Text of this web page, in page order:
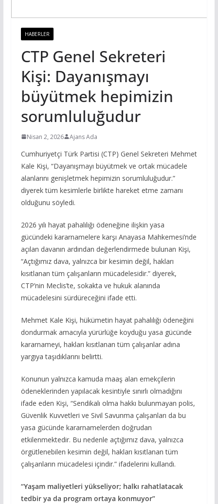
HABERLER
CTP Genel Sekreteri
Kişi: Dayanışmayı
büyütmek hepimizin
sorumluluğudur
Nisan 2, 2026 Ajans Ada
Cumhuriyetçi Türk Partisi (CTP) Genel Sekreteri Mehmet
Kale Kişi, “Dayanışmayı büyütmek ve ortak mücadele
alanlarını genişletmek hepimizin sorumluluğudur.”
diyerek tüm kesimlerle birlikte hareket etme zamanı
olduğunu söyledi.
2026 yılı hayat pahalılığı ödeneğine ilişkin yasa
gücündeki kararnamelere karşı Anayasa Mahkemesi’nde
açılan davanın ardından değerlendirmede bulunan Kişi,
“Açtığımız dava, yalnızca bir kesimin değil, hakları
kısıtlanan tüm çalışanların mücadelesidir.” diyerek,
CTP’nin Meclis’te, sokakta ve hukuk alanında
mücadelesini sürdüreceğini ifade etti.
Mehmet Kale Kişi, hükümetin hayat pahalılığı ödeneğini
dondurmak amacıyla yürürlüğe koyduğu yasa gücünde
kararnameyi, hakları kısıtlanan tüm çalışanlar adına
yargıya taşıdıklarını belirtti.
Konunun yalnızca kamuda maaş alan emekçilerin
ödeneklerinden yapılacak kesintiyle sınırlı olmadığını
ifade eden Kişi, “Sendikalı olma hakkı bulunmayan polis,
Güvenlik Kuvvetleri ve Sivil Savunma çalışanları da bu
yasa gücünde kararnamelerden doğrudan
etkilenmektedir. Bu nedenle açtığımız dava, yalnızca
örgütlenebilen kesimin değil, hakları kısıtlanan tüm
çalışanların mücadelesi içindir.” ifadelerini kullandı.
“Yaşam maliyetleri yükseliyor; halkı rahatlatacak
tedbir ya da program ortaya konmuyor”